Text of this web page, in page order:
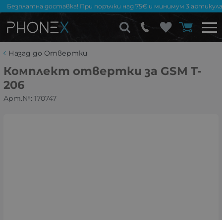
Безплатна доставка! При поръчки над 75€ и минимум 3
Назад до Отвертки
Комплект отвертки за GSM T-
206
Арт.№: 170747